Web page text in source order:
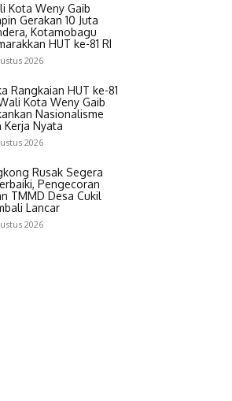
Kota Weny Gaib
Gerakan 10 Juta
Kotamobagu
HUT ke-81 RI
2026
Rangkaian HUT ke-81
Kota Weny Gaib
Nasionalisme
Kerja Nyata
2026
Rusak Segera
Pengecoran
TMMD Desa Cukil
Lancar
2026